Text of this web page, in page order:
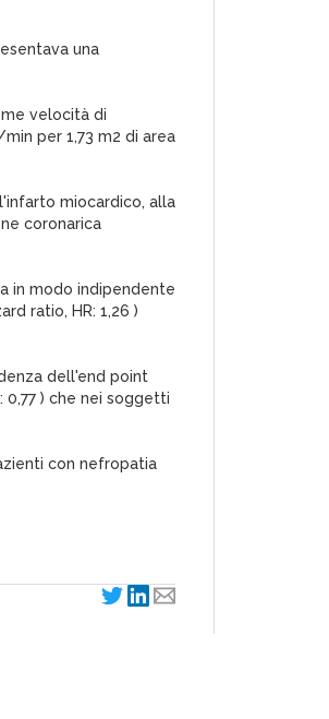
una
velocità di
per 1,73 m2 di area
miocardico, alla
coronarica
in modo indipendente
ratio, HR: 1,26 )
dell'end point
0,77 ) che nei soggetti
con nefropatia